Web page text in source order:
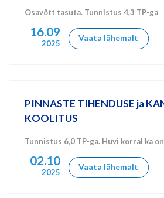
Osavõtt tasuta. Tunnistus 4,3 TP-ga
16.09
2025
Vaata lähemalt
PINNASTE TIHENDUSE ja
KOOLITUS
Tunnistus 6,0 TP-ga. Huvi korral ka
02.10
2025
Vaata lähemalt